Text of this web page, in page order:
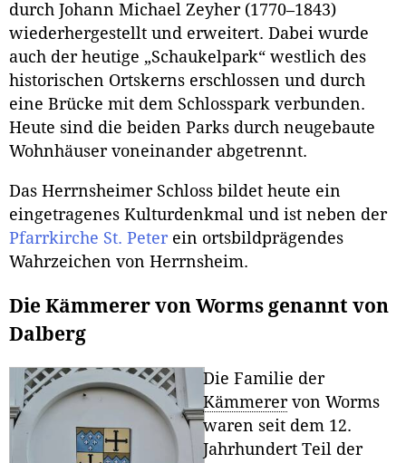
durch Johann Michael Zeyher (1770–1843)
wiederhergestellt und erweitert. Dabei wurde
auch der heutige „Schaukelpark“ westlich des
historischen Ortskerns erschlossen und durch
eine Brücke mit dem Schlosspark verbunden.
Heute sind die beiden Parks durch neugebaute
Wohnhäuser voneinander abgetrennt.
Das Herrnsheimer Schloss bildet heute ein
eingetragenes Kulturdenkmal und ist neben der
Pfarrkirche St. Peterein ortsbildprägendes
Wahrzeichen von Herrnsheim.
Die Kämmerer von Worms genannt von
Dalberg
Die Familie der
Kämmerervon Worms
waren seit dem 12.
Jahrhundert Teil der